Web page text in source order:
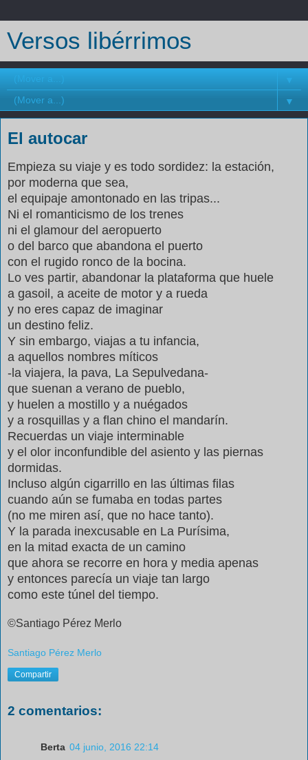
Versos libérrimos
▼
▼
El autocar
Empieza su viaje y es todo sordidez: la estación,
por moderna que sea,
el equipaje amontonado en las tripas...
Ni el romanticismo de los trenes
ni el glamour del aeropuerto
o del barco que abandona el puerto
con el rugido ronco de la bocina.
Lo ves partir, abandonar la plataforma que huele
a gasoil, a aceite de motor y a rueda
y no eres capaz de imaginar
un destino feliz.
Y sin embargo, viajas a tu infancia,
a aquellos nombres míticos
-la viajera, la pava, La Sepulvedana-
que suenan a verano de pueblo,
y huelen a mostillo y a nuégados
y a rosquillas y a flan chino el mandarín.
Recuerdas un viaje interminable
y el olor inconfundible del asiento y las piernas
dormidas.
Incluso algún cigarrillo en las últimas filas
cuando aún se fumaba en todas partes
(no me miren así, que no hace tanto).
Y la parada inexcusable en La Purísima,
en la mitad exacta de un camino
que ahora se recorre en hora y media apenas
y entonces parecía un viaje tan largo
como este túnel del tiempo.
©Santiago Pérez Merlo
Santiago Pérez Merlo
Compartir
2 comentarios:
Berta 04 junio, 2016 22:14